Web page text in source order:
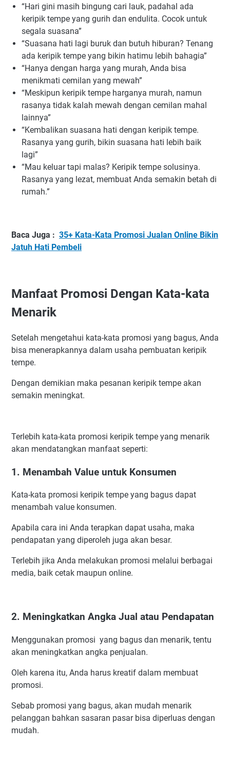
“Hari gini masih bingung cari lauk, padahal ada
keripik tempe yang gurih dan endulita. Cocok untuk
segala suasana”
“Suasana hati lagi buruk dan butuh hiburan? Tenang
ada keripik tempe yang bikin hatimu lebih bahagia”
“Hanya dengan harga yang murah, Anda bisa
menikmati cemilan yang mewah”
“Meskipun keripik tempe harganya murah, namun
rasanya tidak kalah mewah dengan cemilan mahal
lainnya”
“Kembalikan suasana hati dengan keripik tempe.
Rasanya yang gurih, bikin suasana hati lebih baik
lagi”
“Mau keluar tapi malas? Keripik tempe solusinya.
Rasanya yang lezat, membuat Anda semakin betah di
rumah.”
Baca Juga : 35+ Kata-Kata Promosi Jualan Online Bikin
Jatuh Hati Pembeli
Manfaat Promosi Dengan Kata-kata
Menarik
Setelah mengetahui kata-kata promosi yang bagus, Anda
bisa menerapkannya dalam usaha pembuatan keripik
tempe.
Dengan demikian maka pesanan keripik tempe akan
semakin meningkat.
Terlebih kata-kata promosi keripik tempe yang menarik
akan mendatangkan manfaat seperti:
1. Menambah Value untuk Konsumen
Kata-kata promosi keripik tempe yang bagus dapat
menambah value konsumen.
Apabila cara ini Anda terapkan dapat usaha, maka
pendapatan yang diperoleh juga akan besar.
Terlebih jika Anda melakukan promosi melalui berbagai
media, baik cetak maupun online.
2. Meningkatkan Angka Jual atau Pendapatan
Menggunakan promosi yang bagus dan menarik, tentu
akan meningkatkan angka penjualan.
Oleh karena itu, Anda harus kreatif dalam membuat
promosi.
Sebab promosi yang bagus, akan mudah menarik
pelanggan bahkan sasaran pasar bisa diperluas dengan
mudah.